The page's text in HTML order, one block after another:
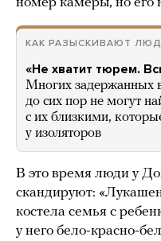
КАК РАЗЫСКИВАЮТ
«Не хватит тюрем.
Многих задержанных
до сих пор не могут
с их близкими,
у изоляторов
В это время люди у
скандируют:
костела семья с
у него бело-красно-